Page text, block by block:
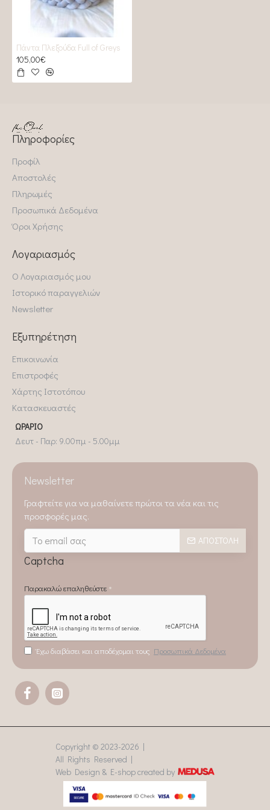
Πάντα Πλεξούδα Full of Greys
105,00€
Πληροφορίες
Προφίλ
Αποστολές
Πληρωμές
Προσωπικά Δεδομένα
Όροι Χρήσης
Λογαριασμός
Ο Λογαριασμός μου
Ιστορικό παραγγελιών
Newsletter
Εξυπηρέτηση
Επικοινωνία
Επιστροφές
Χάρτης Ιστοτόπου
Κατασκευαστές
ΩΡΆΡΙΟ
Δευτ - Παρ: 9.00πμ - 5.00μμ
Newsletter
Γραφτείτε για να μαθαίνετε πρώτοι τα νέα και τις
προσφορές μας.
ΑΠΟΣΤΟΛΉ
Captcha
Παρακαλώ επαληθεύστε
Έχω διαβάσει και αποδέχομαι τους Προσωπικά Δεδομένα
Copyright © 2023-2026 |
All Rights Reserved |
Web Design & E-shop created by